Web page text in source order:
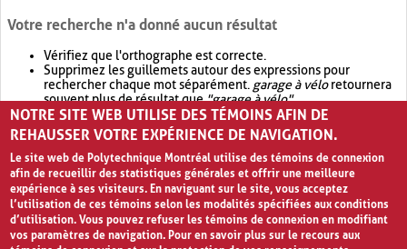
Votre recherche n'a donné aucun résultat
Vérifiez que l'orthographe est correcte.
Supprimez les guillemets autour des expressions pour
rechercher chaque mot séparément. garage à véloretournera
souvent plus de résultat que"garage à vélo".
Envisagez d'élargir votre recherche avec OR.garage OR vélo
retournera souvent plus de résultat quegarage à vélo
NOTRE SITE WEB UTILISE DES TÉMOINS AFIN DE
REHAUSSER VOTRE EXPÉRIENCE DE NAVIGATION.
Le site web de Polytechnique Montréal utilise des témoins de connexion
afin de recueillir des statistiques générales et offrir une meilleure
expérience à ses visiteurs. En naviguant sur le site, vous acceptez
l’utilisation de ces témoins selon les modalités spécifiées aux conditions
d’utilisation. Vous pouvez refuser les témoins de connexion en modifiant
vos paramètres de navigation. Pour en savoir plus sur le recours aux